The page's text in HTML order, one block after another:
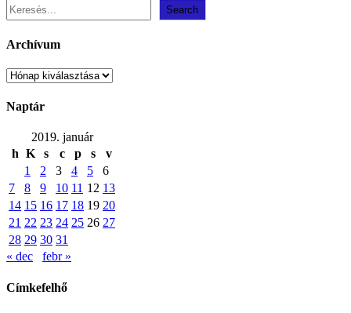
Search
Archívum
Archívum
Naptár
2019. január
h K s c p s
v
1
2 3 4 5
6
7
8 9 10 11 12 13
14 15 16 17 18 19 20
21 22 23 24 25 26 27
28 29 30 31
« dec
febr »
Címkefelhő